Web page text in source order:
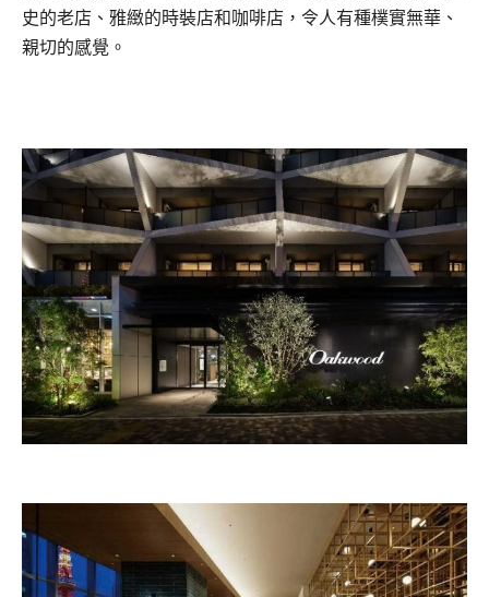
史的老店、雅緻的時裝店和咖啡店，令人有種樸實無華、
親切的感覺。